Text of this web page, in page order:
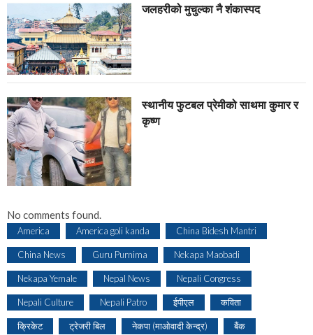
जलहरीको मुचुल्का नै शंंकास्पद
स्थानीय फुटबल प्रेमीको साथमा कुमार र
कृष्ण
No comments found.
America America goli kanda China Bidesh Mantri
China News Guru Purnima Nekapa Maobadi
Nekapa Yemale Nepal News Nepali Congress
Nepali Culture Nepali Patro ईपीएल कविता
क्रिकेट ट्रेजरी बिल नेकपा (माओवादी केन्द्र) बैंक